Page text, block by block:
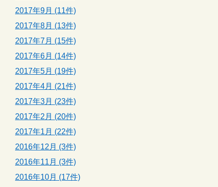
2017年9月 (11件)
2017年8月 (13件)
2017年7月 (15件)
2017年6月 (14件)
2017年5月 (19件)
2017年4月 (21件)
2017年3月 (23件)
2017年2月 (20件)
2017年1月 (22件)
2016年12月 (3件)
2016年11月 (3件)
2016年10月 (17件)